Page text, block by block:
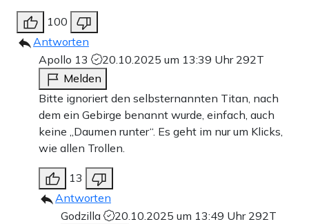
100
Antworten
Apollo 13
20.10.2025 um 13:39 Uhr 292T
Melden
Bitte ignoriert den selbsternannten Titan, nach
dem ein Gebirge benannt wurde, einfach, auch
keine „Daumen runter“. Es geht im nur um Klicks,
wie allen Trollen.
13
Antworten
Godzilla
20.10.2025 um 13:49 Uhr 292T